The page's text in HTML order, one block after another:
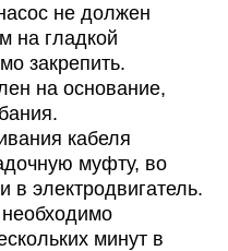
не должен
на гладкой
закрепить.
на основание,
кабеля
муфту, во
в электродвигатель.
минут в